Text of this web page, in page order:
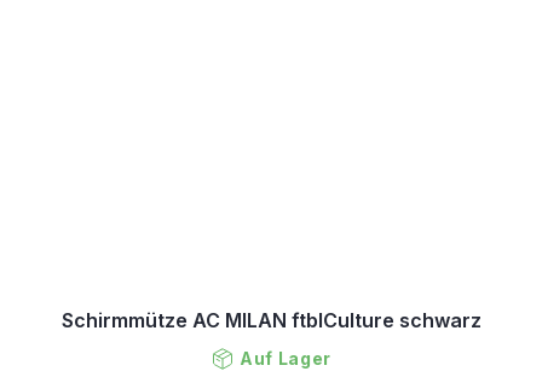
Schirmmütze AC MILAN ftblCulture schwarz
Auf Lager